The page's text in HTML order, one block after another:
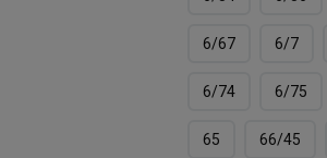
6/67 6/7
6/74 6/75
65 66/45